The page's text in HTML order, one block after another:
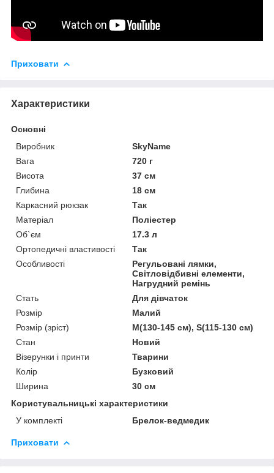
Приховати
Характеристики
Основні
Виробник
SkyName
Вага
720 г
Висота
37 см
Глибина
18 см
Каркасний рюкзак
Так
Матеріал
Поліестер
Об`єм
17.3 л
Ортопедичні властивості
Так
Особливості
Регульовані лямки,
Світловідбивні елементи,
Нагрудний ремінь
Стать
Для дівчаток
Розмір
Малий
Розмір (зріст)
M(130-145 см), S(115-130 см)
Стан
Новий
Візерунки і принти
Тварини
Колір
Бузковий
Ширина
30 см
Користувальницькі характеристики
У комплекті
Брелок-ведмедик
Приховати